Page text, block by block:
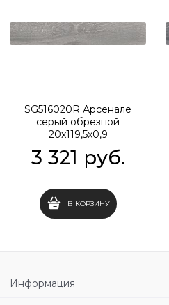
SG516020R Арсенале
серый обрезной
20x119,5x0,9
3 321 руб.
В КОРЗИНУ
Информация